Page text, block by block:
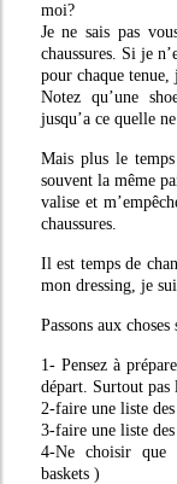
moi?
Je ne sais pas
chaussures. Si je
pour chaque
Notez qu’une
jusqu’a ce quelle
Mais plus le
souvent la même
valise et
chaussures.
Il est temps de
mon dressing, je
Passons aux choses
1- Pensez à
départ. Surtout
2-faire une liste
3-faire une liste des
4-Ne choisir que
baskets )